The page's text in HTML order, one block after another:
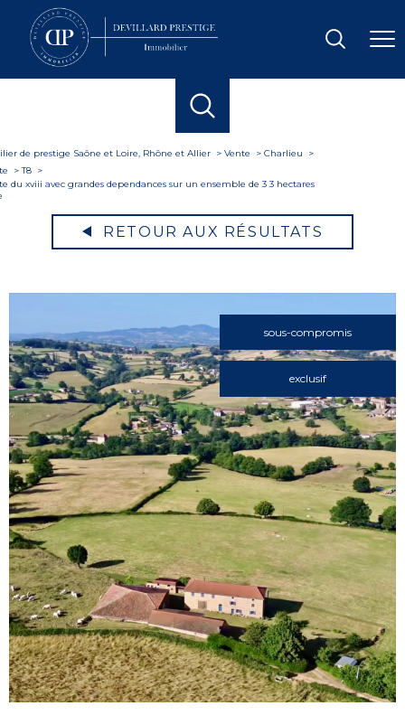
de prestige Saône et Loire, Rhône et Allier Vente
Charlieu
T8
du xviii avec grandes dependances sur un ensemble de 3 3 hectares
RETOUR AUX RÉSULTATS
sous-compromis
exclusif